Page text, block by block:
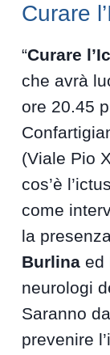
Curare
“Curare
che avrà
ore 20.45
(Viale Pio
cos’è
come
la
Burlina ed
neurologi
Saranno
prevenire